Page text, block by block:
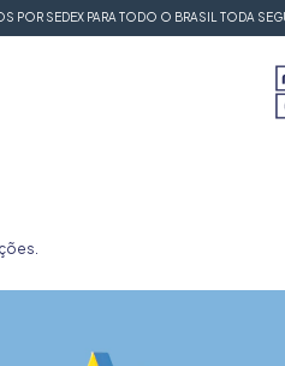
SEDEX PARA TODO O BRASIL TODA